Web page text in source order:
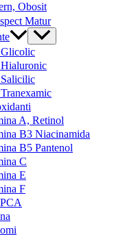
Obosit
Matur
Menu
Toggle
A, Retinol
B3 Niacinamida
B5 Pantenol
C
E
F